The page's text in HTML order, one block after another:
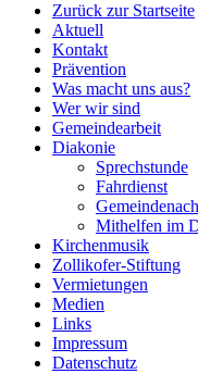
Zurück zur Startseite
Aktuell
Kontakt
Prävention
Was macht uns aus?
Wer wir sind
Gemeindearbeit
Diakonie
Sprechstunde
Fahrdienst
Mithelfen im
Kirchenmusik
Zollikofer-Stiftung
Vermietungen
Medien
Links
Impressum
Datenschutz